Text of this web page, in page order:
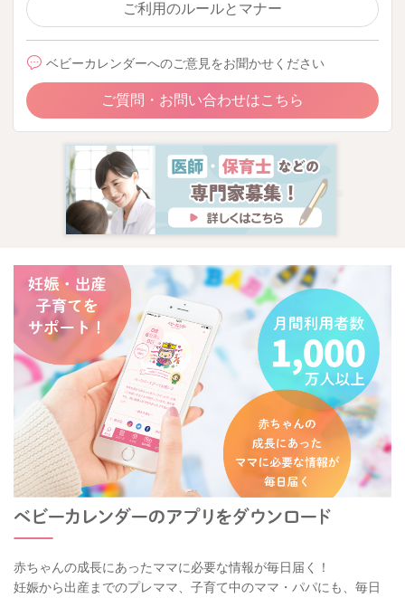
ご利用のルールとマナー
ベビーカレンダーへのご意見をお聞かせください
ご質問・お問い合わせはこちら
赤ちゃんの成長にあったママに必要な情報が毎日届く！
妊娠から出産までのプレママ、子育て中のママ・パパにも、毎日